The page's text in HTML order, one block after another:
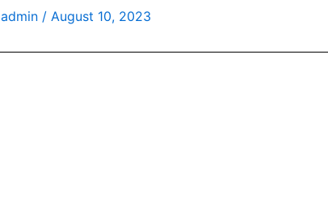
admin / August 10, 2023